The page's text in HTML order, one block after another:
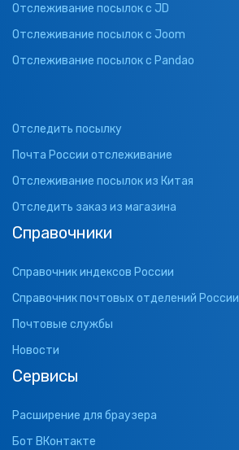
Отслеживание посылок с JD
Отслеживание посылок с Joom
Отслеживание посылок с Pandao
Отследить посылку
Почта России отслеживание
Отслеживание посылок из Китая
Отследить заказ из магазина
Справочники
Справочник индексов России
Справочник почтовых отделений России
Почтовые службы
Новости
Сервисы
Расширение для браузера
Бот ВКонтакте